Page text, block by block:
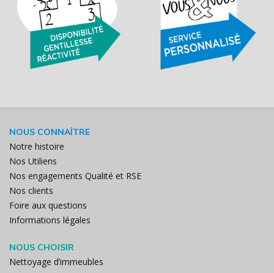
NOUS CONNAÎTRE
Notre histoire
Nos Utiliens
Nos engagements Qualité et RSE
Nos clients
Foire aux questions
Informations légales
NOUS CHOISIR
Nettoyage d’immeubles